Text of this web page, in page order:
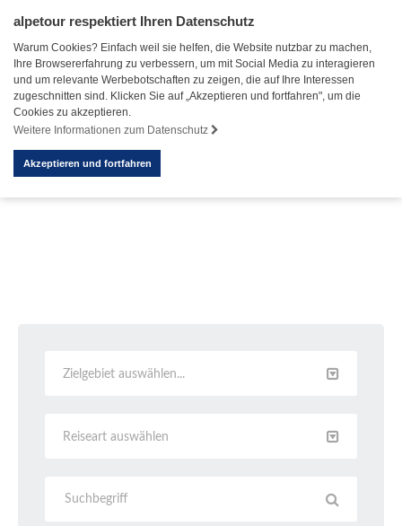
alpetour respektiert Ihren Datenschutz
Warum Cookies? Einfach weil sie helfen, die Website nutzbar zu machen,
Ihre Browsererfahrung zu verbessern, um mit Social Media zu interagieren
und um relevante Werbebotschaften zu zeigen, die auf Ihre Interessen
zugeschnitten sind. Klicken Sie auf „Akzeptieren und fortfahren", um die
Cookies zu akzeptieren.
Weitere Informationen zum Datenschutz
Akzeptieren und fortfahren
Zielgebiet auswählen...
Reiseart auswählen